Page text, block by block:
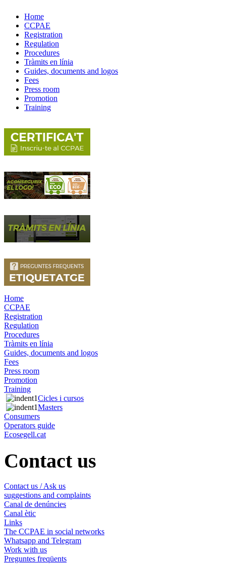
Home
CCPAE
Registration
Regulation
Procedures
Tràmits en línia
Guides, documents and logos
Fees
Press room
Promotion
Training
Home
CCPAE
Registration
Regulation
Procedures
Tràmits en línia
Guides, documents and logos
Fees
Press room
Promotion
Training
Cicles i cursos
Masters
Consumers
Operators guide
Ecosegell.cat
Contact us
Contact us / Ask us
suggestions and complaints
Canal de denúncies
Canal ètic
Links
The CCPAE in social networks
Whatsapp and Telegram
Work with us
Preguntes freqüents